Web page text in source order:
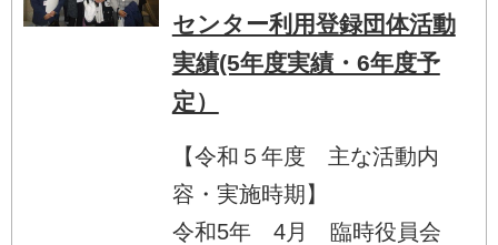
センター利用登録団体活動
実績(5年度実績・6年度予
定）
【令和５年度 主な活動内
容・実施時期】
令和5年 4月 臨時役員会